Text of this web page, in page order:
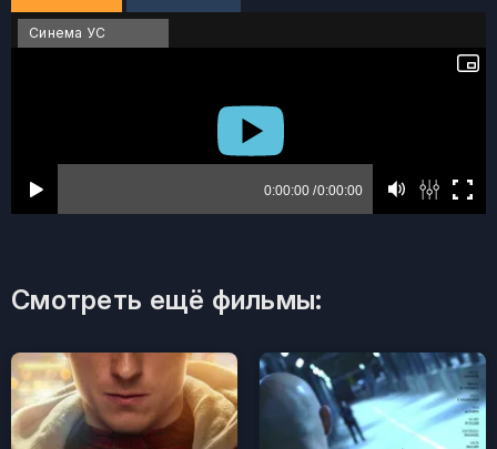
Синема УС
Смотреть ещё фильмы: